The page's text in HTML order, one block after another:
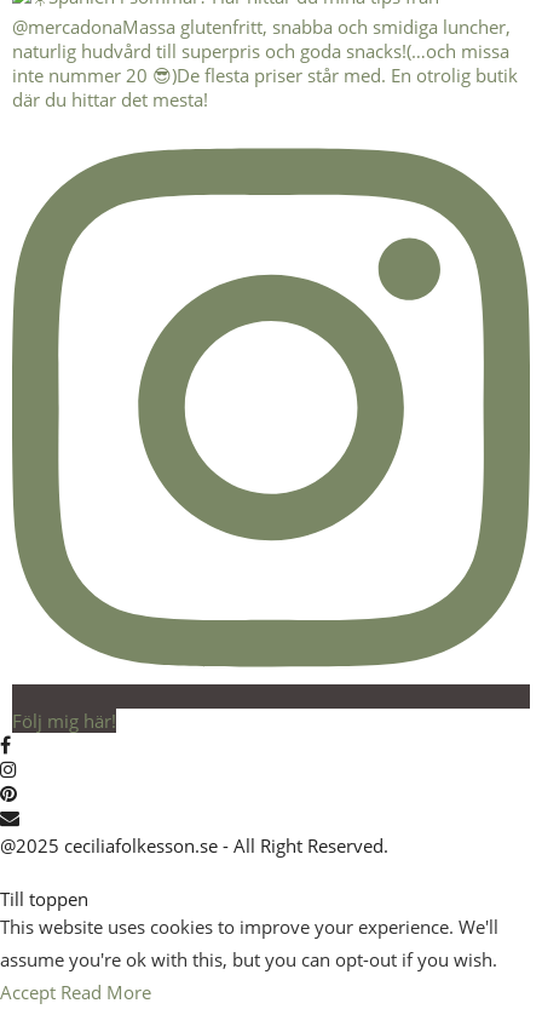
Följ mig här!
@2025 ceciliafolkesson.se - All Right Reserved.
Till toppen
This website uses cookies to improve your experience. We'll
assume you're ok with this, but you can opt-out if you wish.
Accept Read More